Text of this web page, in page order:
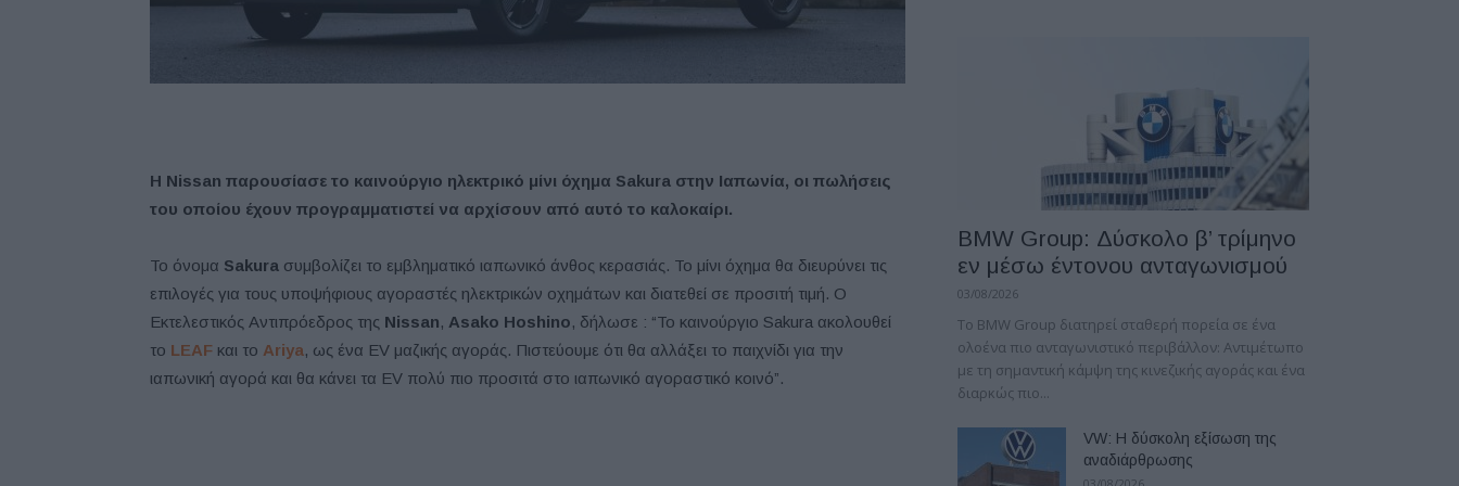
Η Nissan παρουσίασε το καινούργιο ηλεκτρικό μίνι όχημα Sakura στην Ιαπωνία, οι πωλήσεις
του οποίου έχουν προγραμματιστεί να αρχίσουν από αυτό το καλοκαίρι.
Το όνομα Sakura συμβολίζει το εμβληματικό ιαπωνικό άνθος κερασιάς. Το μίνι όχημα θα διευρύνει τις
επιλογές για τους υποψήφιους αγοραστές ηλεκτρικών οχημάτων και διατεθεί σε προσιτή τιμή. Ο
Εκτελεστικός Αντιπρόεδρος της Nissan, Asako Hoshino, δήλωσε : “Το καινούργιο Sakura ακολουθεί
το LEAF και τo Ariya, ως ένα EV μαζικής αγοράς. Πιστεύουμε ότι θα αλλάξει το παιχνίδι για την
ιαπωνική αγορά και θα κάνει τα EV πολύ πιο προσιτά στο ιαπωνικό αγοραστικό κοινό”.
BMW Group: Δύσκολο β’ τρίμηνο
εν μέσω έντονου ανταγωνισμού
03/08/2026
Το BMW Group διατηρεί σταθερή πορεία σε ένα
ολοένα πιο ανταγωνιστικό περιβάλλον: Αντιμέτωπο
με τη σημαντική κάμψη της κινεζικής αγοράς και ένα
διαρκώς πιο...
VW: Η δύσκολη εξίσωση της
αναδιάρθρωσης